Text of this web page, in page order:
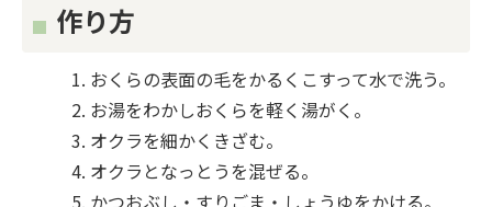
作り方
おくらの表面の毛をかるくこすって水で洗う。
お湯をわかしおくらを軽く湯がく。
オクラを細かくきざむ。
オクラとなっとうを混ぜる。
かつおぶし・すりごま・しょうゆをかける。